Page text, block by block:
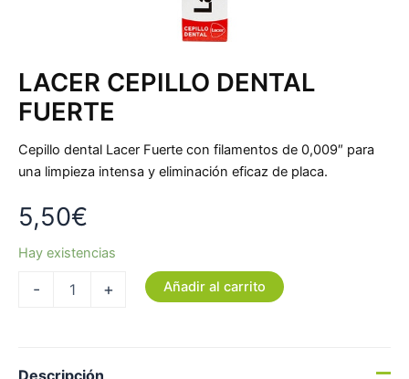
LACER CEPILLO DENTAL
FUERTE
Cepillo dental Lacer Fuerte con filamentos de 0,009″ para
una limpieza intensa y eliminación eficaz de placa.
5,50€
Hay existencias
- + Añadir al carrito
Descripción